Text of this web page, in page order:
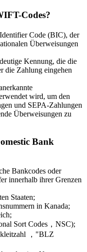
Codes?
Code (BIC), der
Überweisungen
Kennung, die die
die Zahlung eingehen
wird, um den
und SEPA-Zahlungen
Überweisungen zu
Bank
Bankcodes oder
innerhalb ihrer Grenzen
Staaten;
in Kanada;
Sort Codes，NSC);
，"BLZ